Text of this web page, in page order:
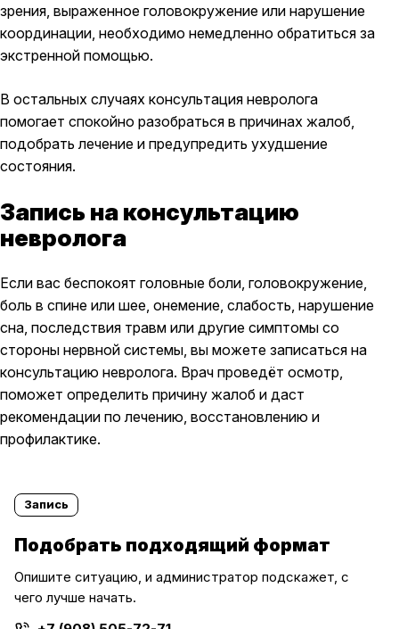
зрения, выраженное головокружение или нарушение
координации, необходимо немедленно обратиться за
экстренной помощью.
В остальных случаях консультация невролога
помогает спокойно разобраться в причинах жалоб,
подобрать лечение и предупредить ухудшение
состояния.
Запись на консультацию
невролога
Если вас беспокоят головные боли, головокружение,
боль в спине или шее, онемение, слабость, нарушение
сна, последствия травм или другие симптомы со
стороны нервной системы, вы можете записаться на
консультацию невролога. Врач проведёт осмотр,
поможет определить причину жалоб и даст
рекомендации по лечению, восстановлению и
профилактике.
Запись
Подобрать подходящий формат
Опишите ситуацию, и администратор подскажет, с
чего лучше начать.